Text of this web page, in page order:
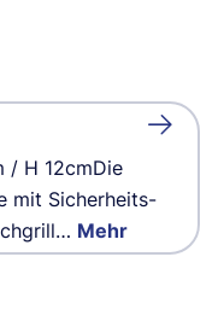
/ H 12cmDie
mit Sicherheits-
Mehr